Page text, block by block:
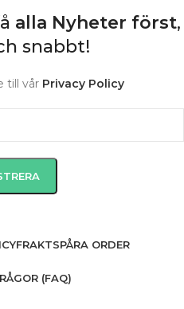
alla Nyheter först,
snabbt!
till vår Privacy Policy
FRAKTSPÅRA ORDER
(FAQ)